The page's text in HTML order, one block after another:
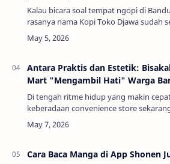
Kalau bicara soal tempat ngopi di
rasanya nama Kopi Toko Djawa sudah
“teman lama” yang selalu berhasil bikin
balik lagi. Tapi begitu kamu mampir ke
Antara Praktis dan Estetik:
Mart "Mengambil Hati" Warga
Di tengah ritme hidup yang makin
keberadaan convenience store
sudah jadi bagian dari gaya hidup
cari kopi sebelum kerja, beli camilan
Cara Baca Manga di App Shonen